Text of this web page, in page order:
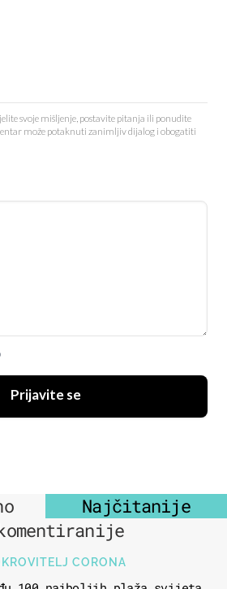
svoje mišljenje, postavite pitanja ili ponudite
može potaknuti zanimljiv dijalog i obogatiti
Prijavite se
Najčitanije
CORONA